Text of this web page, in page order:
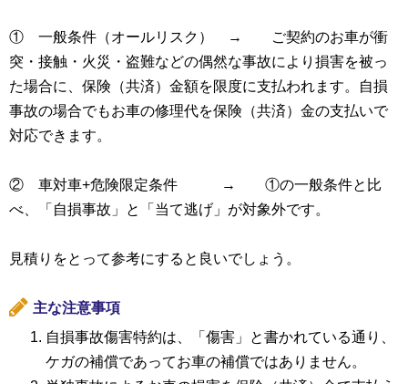
① 一般条件（オールリスク） → ご契約のお車が衝
突・接触・火災・盗難などの偶然な事故により損害を被っ
た場合に、保険（共済）金額を限度に支払われます。自損
事故の場合でもお車の修理代を保険（共済）金の支払いで
対応できます。
② 車対車+危険限定条件 → ①の一般条件と比
べ、「自損事故」と「当て逃げ」が対象外です。
見積りをとって参考にすると良いでしょう。
主な注意事項
自損事故傷害特約は、「傷害」と書かれている通り、
ケガの補償であってお車の補償ではありません。